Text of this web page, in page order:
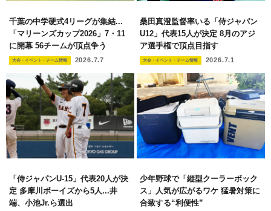
千葉の中学硬式4リーグが集結...
「マリーンズカップ2026」7・11
に開幕 56チームが頂点争う
大会・イベント・チーム情報 2026.7.7
桑田真澄監督率いる「侍ジャパン
U12」代表15人が決定 8月のアジ
ア選手権で頂点目指す
大会・イベント・チーム情報 2026.7.1
「侍ジャパンU-15」代表20人が決
定 多摩川ボーイズから5人...井
端、小池Jr.ら選出
少年野球で「縦型クーラーボック
ス」人気が広がるワケ 猛暑対策に
合致する“利便性”